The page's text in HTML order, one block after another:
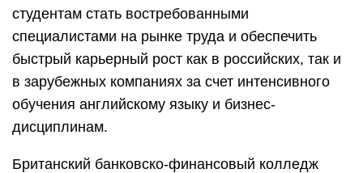
студентам стать востребованными
специалистами на рынке труда и обеспечить
быстрый карьерный рост как в российских, так и
в зарубежных компаниях за счет интенсивного
обучения английскому языку и бизнес-
дисциплинам.
Британский банковско-финансовый колледж